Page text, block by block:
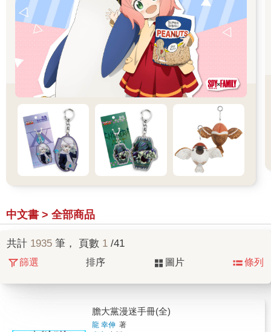
中文書 > 全部商品
共計 1935 筆， 頁數 1 /41
篩選 排序 圖片 條列
膽大黨漫迷手冊(全)
龍 幸伸 著